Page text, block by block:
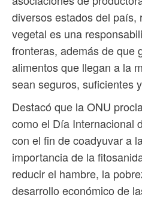
diversos estados del país,
vegetal es una
fronteras, además de que
alimentos que llegan a la
sean seguros, suficientes
Destacó que la ONU
como el Día Internacional
con el fin de coadyuvar a
importancia de la
reducir el hambre, la
desarrollo económico de